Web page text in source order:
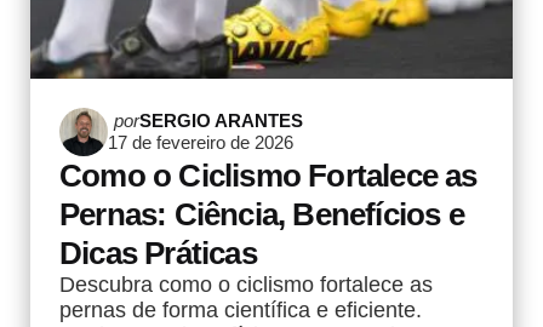
Postado
por
porSERGIO ARANTES
17 de fevereiro de 2026
Como o Ciclismo Fortalece as
Pernas: Ciência, Benefícios e
Dicas Práticas
Descubra como o ciclismo fortalece as
pernas de forma científica e eficiente.